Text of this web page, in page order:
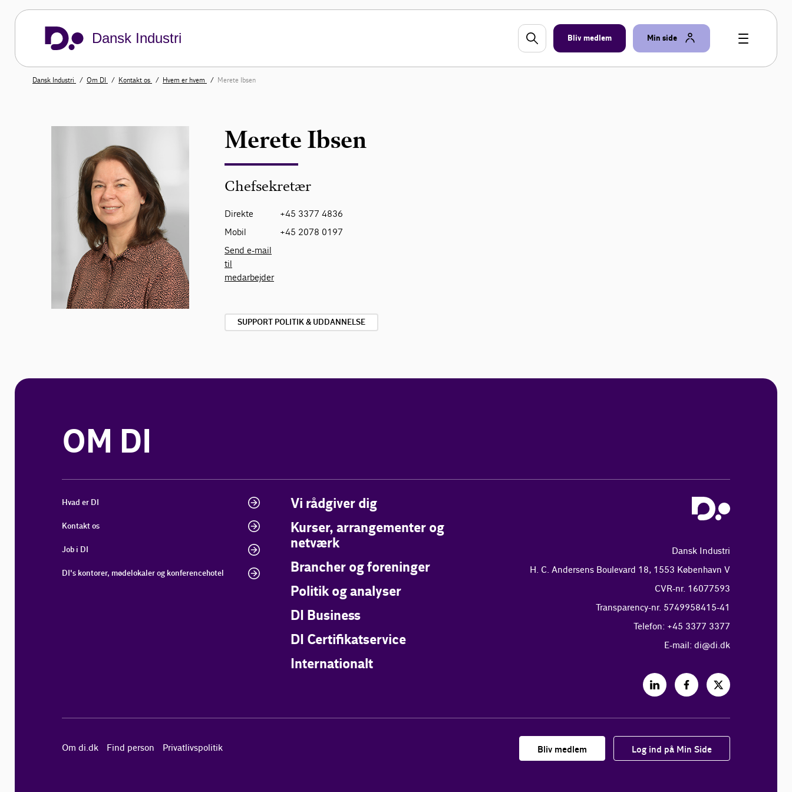
Dansk Industri Bliv medlem Min side
Dansk Industri Om DI Kontakt os Hvem er hvem Merete Ibsen
Merete Ibsen
Chefsekretær
Direkte
+45 3377 4836
Mobil
+45 2078 0197
Send e-mail
til
medarbejder
SUPPORT POLITIK & UDDANNELSE
OM DI
Hvad er DI
Kontakt os
Job i DI
DI's kontorer, mødelokaler og konferencehotel
Vi rådgiver dig
Kurser, arrangementer og
netværk
Brancher og foreninger
Politik og analyser
DI Business
DI Certifikatservice
Internationalt
Dansk Industri
H. C. Andersens Boulevard 18, 1553 København V
CVR-nr. 16077593
Transparency-nr. 5749958415-41
Telefon: +45 3377 3377
E-mail: di@di.dk
Om di.dk Find person Privatlivspolitik Bliv medlem Log ind på Min Side